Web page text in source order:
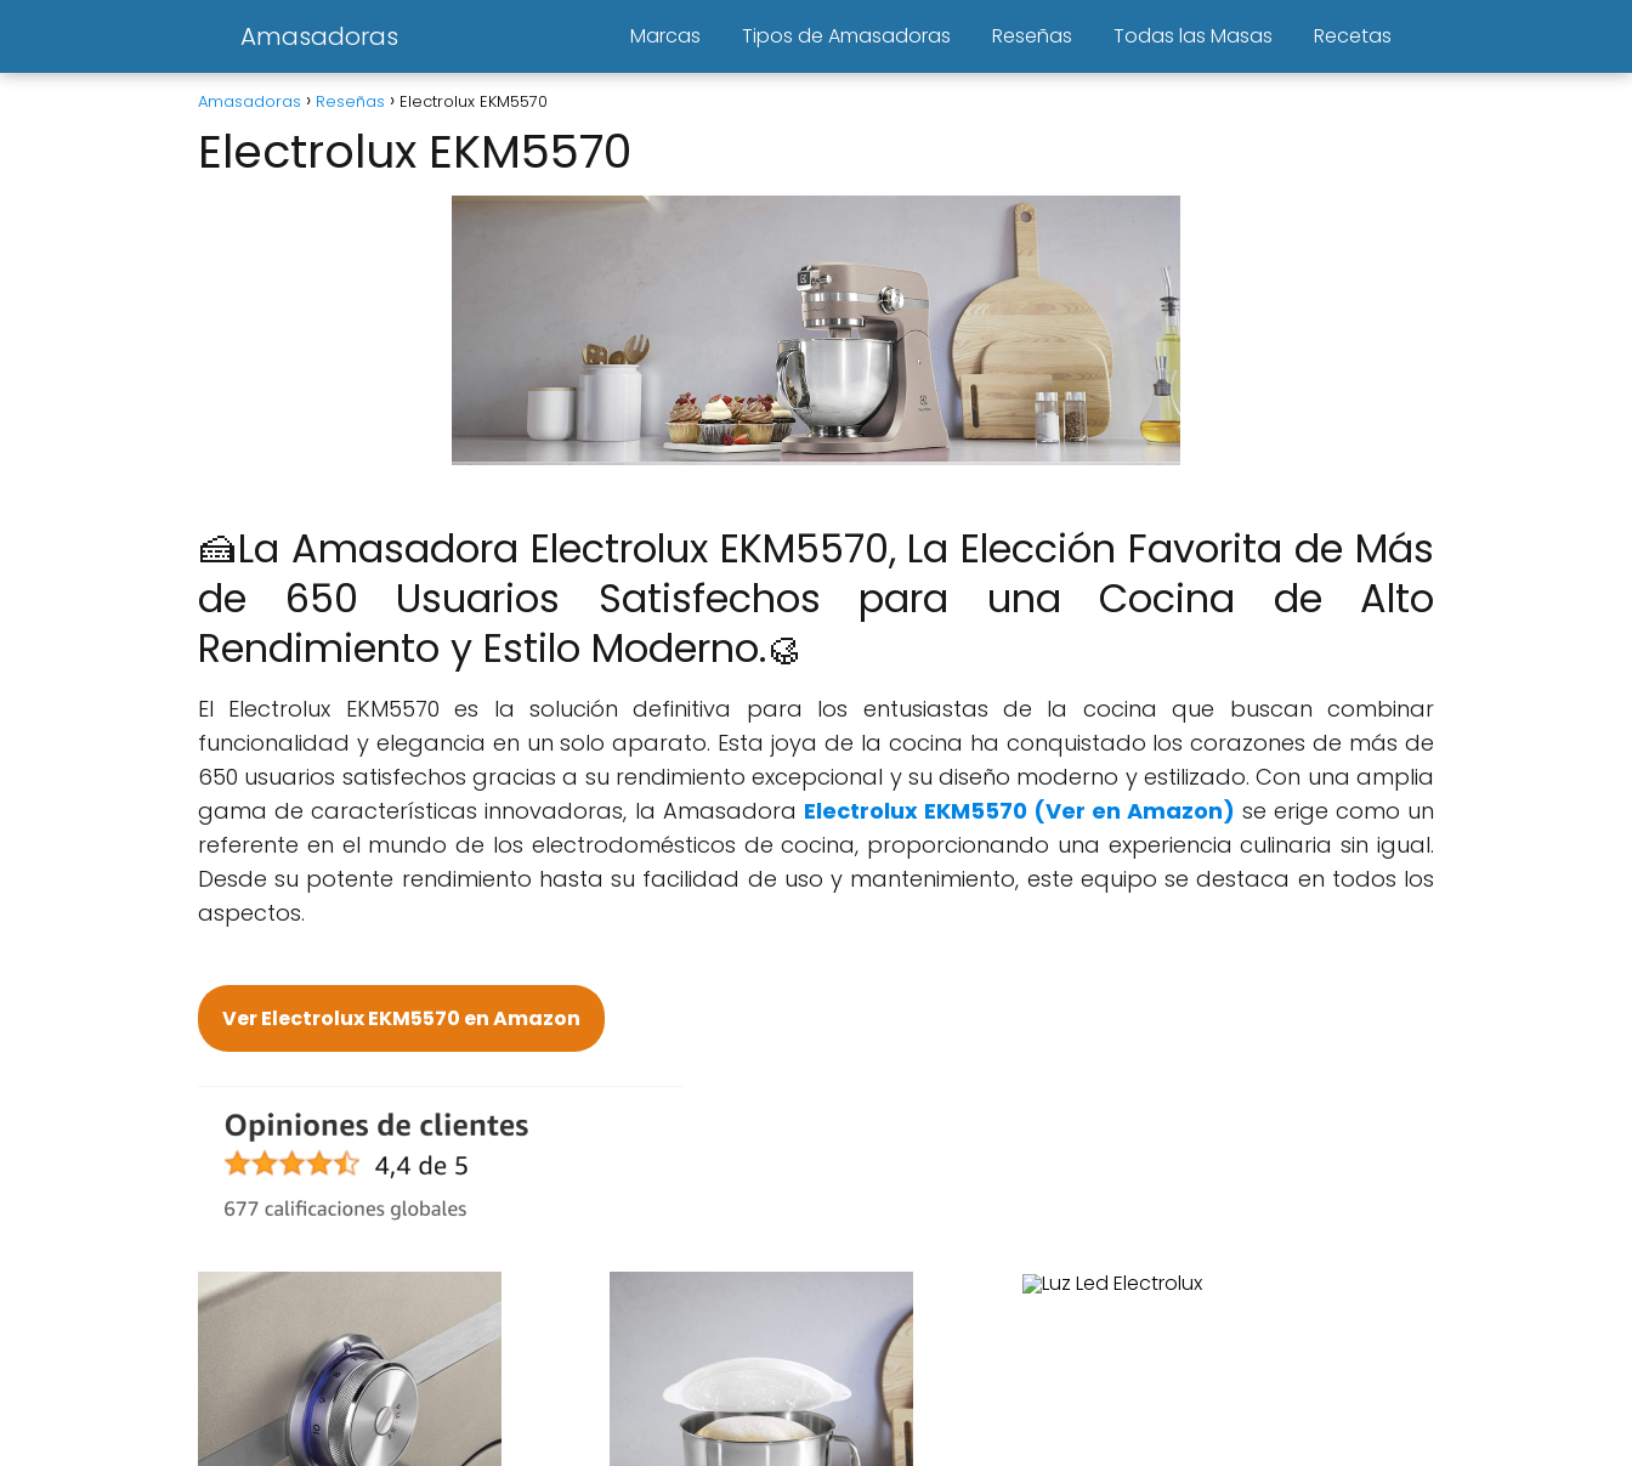
Amasadoras Marcas Tipos de Amasadoras Reseñas Todas las Masas Recetas
Amasadoras Reseñas Electrolux EKM5570
Electrolux EKM5570
🍰La Amasadora Electrolux EKM5570, La Elección Favorita de Más
de 650 Usuarios Satisfechos para una Cocina de Alto
Rendimiento y Estilo Moderno.🥮
El Electrolux EKM5570 es la solución definitiva para los entusiastas de la cocina que buscan combinar
funcionalidad y elegancia en un solo aparato. Esta joya de la cocina ha conquistado los corazones de más de
650 usuarios satisfechos gracias a su rendimiento excepcional y su diseño moderno y estilizado. Con una amplia
gama de características innovadoras, la Amasadora Electrolux EKM5570 (Ver en Amazon) se erige como un
referente en el mundo de los electrodomésticos de cocina, proporcionando una experiencia culinaria sin igual.
Desde su potente rendimiento hasta su facilidad de uso y mantenimiento, este equipo se destaca en todos los
aspectos.
Ver Electrolux EKM5570 en Amazon